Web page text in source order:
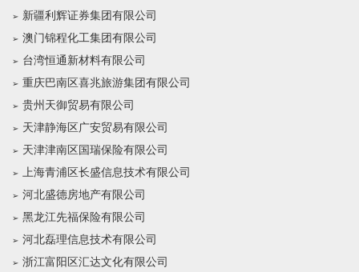
新疆利辉证券集团有限公司
澳门锦程化工集团有限公司
台湾恒通新材料有限公司
重庆巴南区喜兆旅游集团有限公司
贵州天御贸易有限公司
天津静海区广安贸易有限公司
天津津南区国瑞保险有限公司
上海青浦区长盛信息技术有限公司
河北盛德房地产有限公司
黑龙江先福保险有限公司
河北磊理信息技术有限公司
浙江富阳区汇达文化有限公司